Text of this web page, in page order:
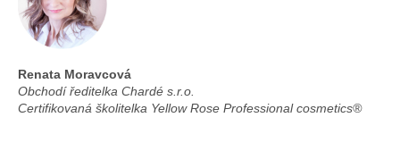
s
Renata Moravcová
Obchodí ředitelka Chardé s.r.o.
Certifikovaná školitelka Yellow Rose Professional cosmetics®